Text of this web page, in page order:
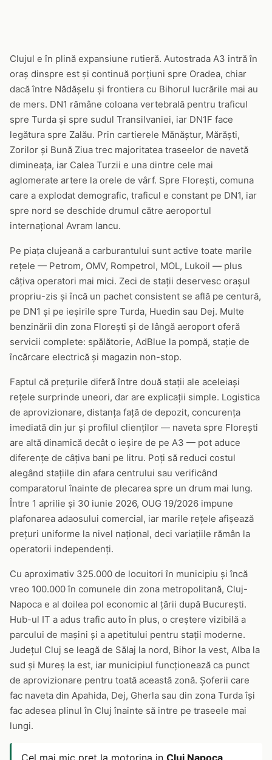
Clujul e în plină expansiune rutieră. Autostrada A3 intră în
oraș dinspre est și continuă porțiuni spre Oradea, chiar
dacă între Nădășelu și frontiera cu Bihorul lucrările mai au
de mers. DN1 rămâne coloana vertebrală pentru traficul
spre Turda și spre sudul Transilvaniei, iar DN1F face
legătura spre Zalău. Prin cartierele Mănăștur, Mărăști,
Zorilor și Bună Ziua trec majoritatea traseelor de navetă
dimineața, iar Calea Turzii e una dintre cele mai
aglomerate artere la orele de vârf. Spre Florești, comuna
care a explodat demografic, traficul e constant pe DN1, iar
spre nord se deschide drumul către aeroportul
internațional Avram Iancu.
Pe piața clujeană a carburantului sunt active toate marile
rețele — Petrom, OMV, Rompetrol, MOL, Lukoil — plus
câțiva operatori mai mici. Zeci de stații deservesc orașul
propriu-zis și încă un pachet consistent se află pe centură,
pe DN1 și pe ieșirile spre Turda, Huedin sau Dej. Multe
benzinării din zona Florești și de lângă aeroport oferă
servicii complete: spălătorie, AdBlue la pompă, stație de
încărcare electrică și magazin non-stop.
Faptul că prețurile diferă între două stații ale aceleiași
rețele surprinde uneori, dar are explicații simple. Logistica
de aprovizionare, distanța față de depozit, concurența
imediată din jur și profilul clienților — naveta spre Florești
are altă dinamică decât o ieșire de pe A3 — pot aduce
diferențe de câțiva bani pe litru. Poți să reduci costul
alegând stațiile din afara centrului sau verificând
comparatorul înainte de plecarea spre un drum mai lung.
Între 1 aprilie și 30 iunie 2026, OUG 19/2026 impune
plafonarea adaosului comercial, iar marile rețele afișează
prețuri uniforme la nivel național, deci variațiile rămân la
operatorii independenți.
Cu aproximativ 325.000 de locuitori în municipiu și încă
vreo 100.000 în comunele din zona metropolitană, Cluj-
Napoca e al doilea pol economic al țării după București.
Hub-ul IT a adus trafic auto în plus, o creștere vizibilă a
parcului de mașini și a apetitului pentru stații moderne.
Județul Cluj se leagă de Sălaj la nord, Bihor la vest, Alba la
sud și Mureș la est, iar municipiul funcționează ca punct
de aprovizionare pentru toată această zonă. Șoferii care
fac naveta din Apahida, Dej, Gherla sau din zona Turda își
fac adesea plinul în Cluj înainte să intre pe traseele mai
lungi.
Cel mai mic pret la motorina in Cluj Napoca